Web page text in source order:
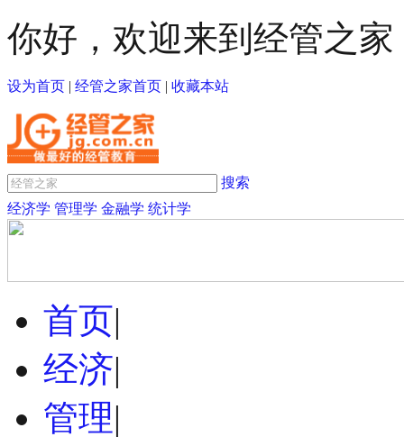
你好，欢迎来到经管之家
设为首页 | 经管之家首页 | 收藏本站
搜索
经济学 管理学 金融学 统计学
首页|
经济|
管理|